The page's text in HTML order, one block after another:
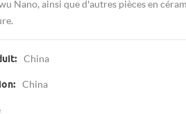
Nano, ainsi que d'autres pièces en
China
China